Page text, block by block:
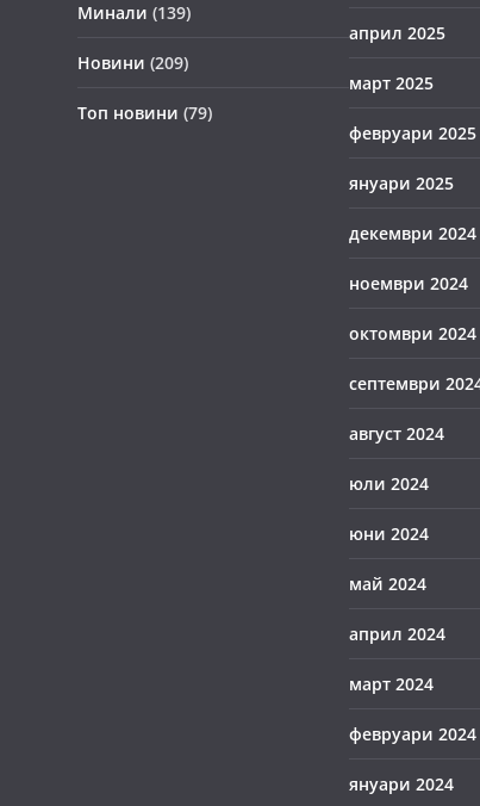
Минали (139)
Новини (209)
Топ новини (79)
април 2025
март 2025
февруари 2025
януари 2025
декември 2024
ноември 2024
октомври 2024
септември
август 2024
юли 2024
юни 2024
май 2024
април 2024
март 2024
февруари 2024
януари 2024